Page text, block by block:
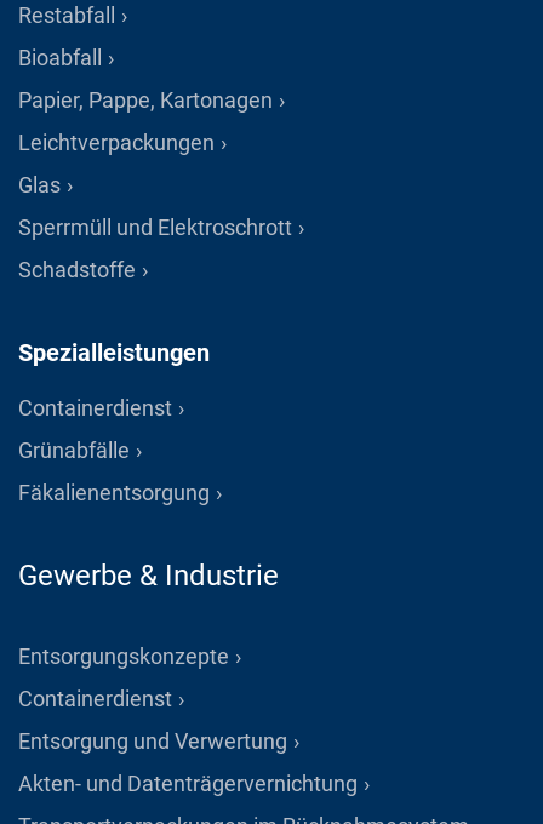
Restabfall
Bioabfall
Papier, Pappe, Kartonagen
Leichtverpackungen
Glas
Sperrmüll und Elektroschrott
Schadstoffe
Spezialleistungen
Containerdienst
Grünabfälle
Fäkalienentsorgung
Gewerbe & Industrie
Entsorgungskonzepte
Containerdienst
Entsorgung und Verwertung
Akten- und Datenträgervernichtung